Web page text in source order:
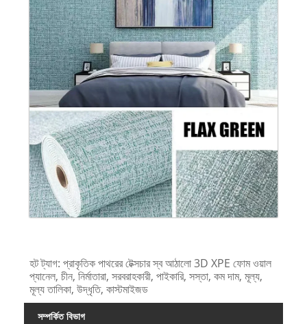
হট ট্যাগ: প্রাকৃতিক পাথরের টেক্সচার স্ব আঠালো 3D XPE ফোম ওয়াল
প্যানেল, চীন, নির্মাতারা, সরবরাহকারী, পাইকারি, সস্তা, কম দাম, মূল্য,
মূল্য তালিকা, উদ্ধৃতি, কাস্টমাইজড
সম্পর্কিত বিভাগ